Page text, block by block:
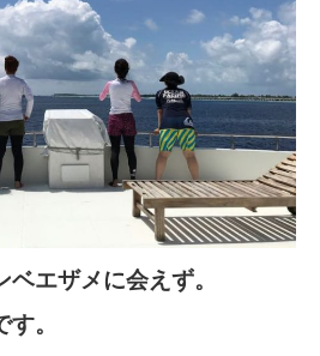
エザメに会えず。
。